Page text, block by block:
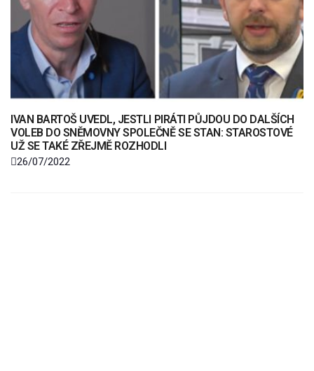
IVAN BARTOŠ UVEDL, JESTLI PIRÁTI PŮJDOU DO DALŠÍCH
VOLEB DO SNĚMOVNY SPOLEČNĚ SE STAN: STAROSTOVÉ
UŽ SE TAKÉ ZŘEJMĚ ROZHODLI
26/07/2022